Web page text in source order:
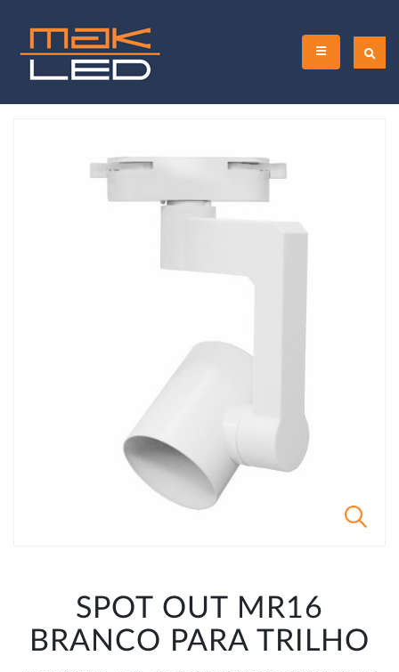
SPOT OUT MR16
BRANCO PARA TRILHO